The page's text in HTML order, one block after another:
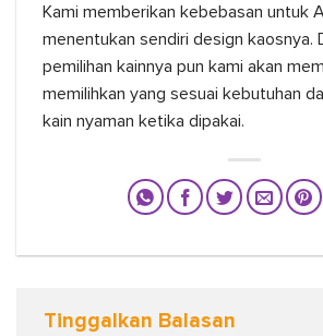
Kami memberikan kebebasan untuk
menentukan sendiri design kaosnya.
pemilihan kainnya pun kami akan
memilihkan yang sesuai kebutuhan
kain nyaman ketika dipakai.
Tinggalkan Balasan